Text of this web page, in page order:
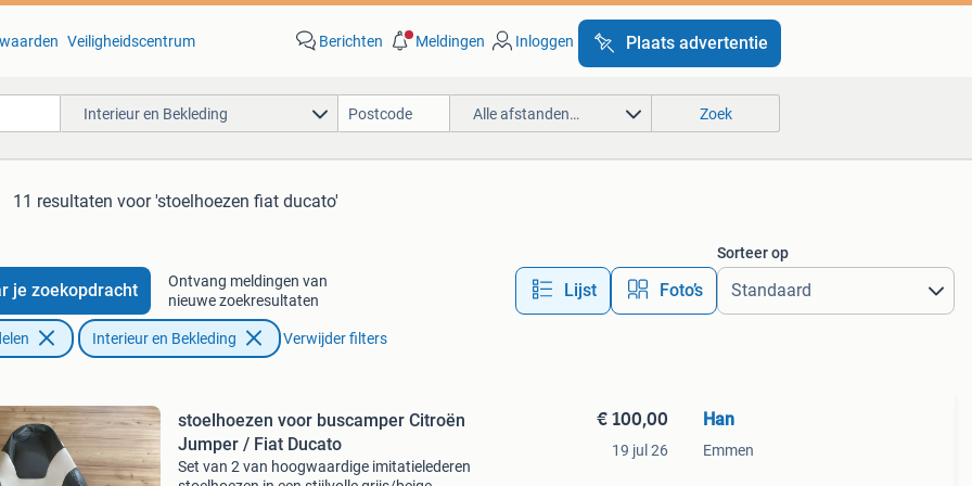
Veiligheidscentrum Berichten Meldingen Inloggen Plaats advertentie
Interieur en Bekleding Alle afstanden… Zoek
11 resultaten voor 'stoelhoezen fiat ducato'
je zoekopdracht
Ontvang meldingen van
nieuwe zoekresultaten
Lijst Foto’s
Sorteer op
Interieur en Bekleding Verwijder filters
stoelhoezen voor buscamper Citroën
Jumper / Fiat Ducato
Set van 2 van hoogwaardige imitatielederen
€ 100,00
19 jul 26
Han
Emmen